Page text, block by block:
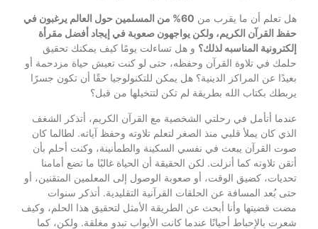
هل تعلم أن ما يقرب من
60% من المسلمين حول العالم يرغبون في
حفظ القرآن الكريم، ولكن يواجهون صعوبة في إيجاد أفضل مقرأة
إلكترونية المناسبه لذلك؟ و هل تساءلت يومًا كيف يمكنك تحقيق
حلمك في تلاوة القرآن وحفظه، حتى لو كنت تعيش حياة مزدحمة أو
بعيدًا عن المراكز الدينية؟ هل يمكن للتكنولوجيا حقًا أن تكون جسرًا
يربطك بكتاب الله بطريقة لم تكن لتتخيلها من قبل؟
عندما أتأمل في رحلتي الشخصية مع القرآن الكريم، أتذكر الشغف
الذي كان يملأ قلبي منذ الصغر لتعلم تلاوته وحفظ آياته. لطالما كان
صوت القرآن يبعث في نفسي السكينة والطمأنينة، وكنت أحلم بأن
أتقن تلاوته كما أنزلت. لكن الحقيقة أن الحياة غالبًا ما تضع أمامنا
تحديات، كضيق الوقت، أو صعوبة الوصول إلى المعلمين المتقنين، أو
حتى بُعد المسافة عن الحلقات القرآنية التقليدية. أتذكر سنوات
مضت قضيتها وأنا أبحث عن الطريقة الأمثل لتحقيق هذا الحلم، وكيف
شعرت بالإحباط أحيانًا عندما كانت الأبواب تبدو مغلقة. ولكن، كما